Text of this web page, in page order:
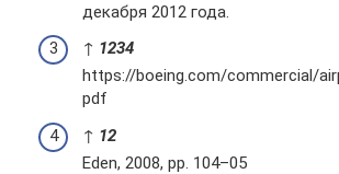
декабря 2012 года.
↑ 1234
https://boeing.com/commercial/
pdf
↑ 12
Eden, 2008, pp. 104–05